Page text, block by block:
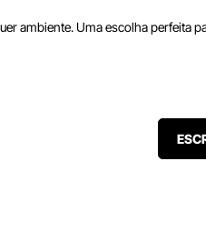
ambiente. Uma escolha perfeita